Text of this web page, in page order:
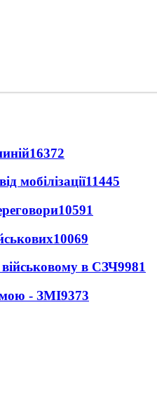
16372
мобілізації11445
10591
10069
в СЗЧ9981
- ЗМІ9373